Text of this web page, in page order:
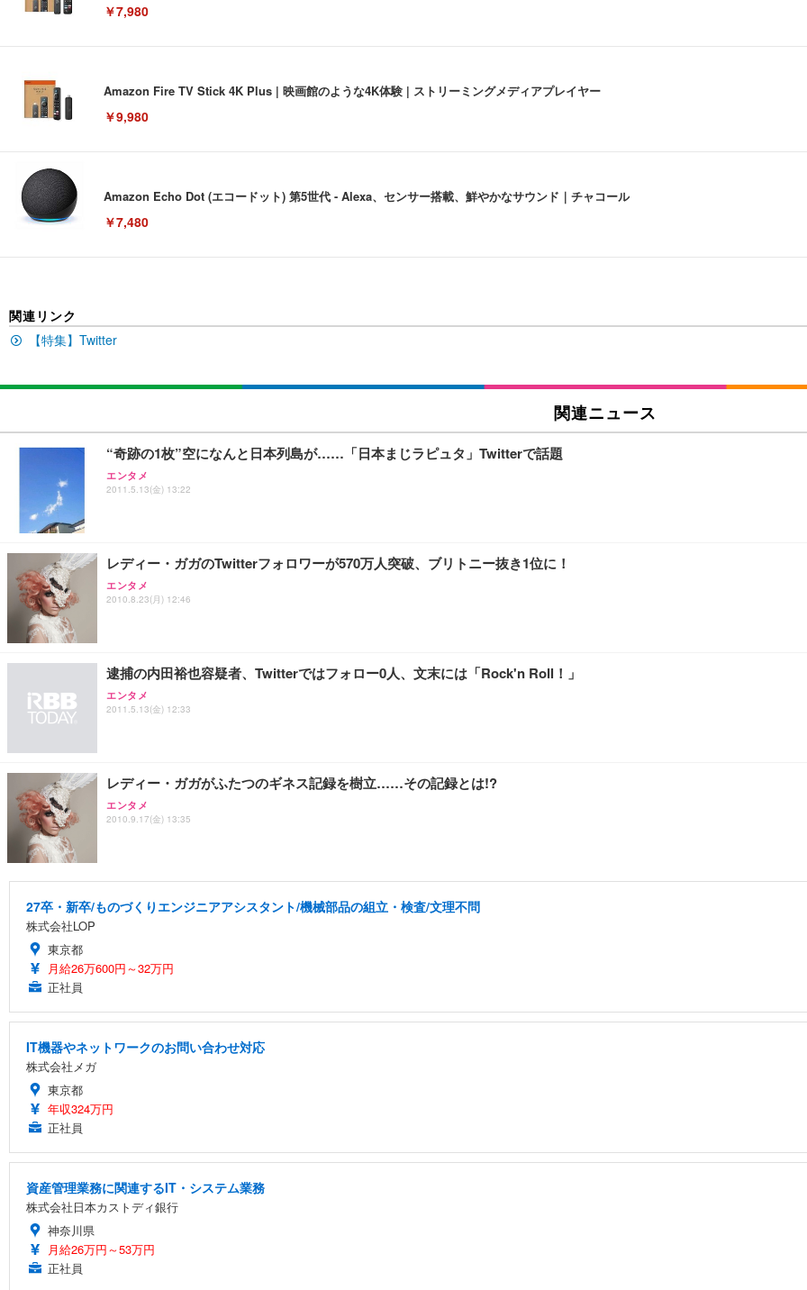
￥7,980
Amazon Fire TV Stick 4K Plus | 映画館のような4K体験 | ストリーミングメディアプレイヤー
￥9,980
Amazon Echo Dot (エコードット) 第5世代 - Alexa、センサー搭載、鮮やかなサウンド｜チャコール
￥7,480
(黒網+黒枠+黒足)
SIHOO B100 オフィスチェア／デスクチェア メッシュチェア 人間工学 疲れない ブラック
￥27,999
￥7,680
￥7,680
￥4,139
EIZO ビジネス向けプレミアムモニター | FlexScan EV3240X-WT | 31.5型4K UHD・USB Type-C・ホワイト
￥105,595
EIZO ビジネス向けプレミアムモニター | FlexScan EV2740X-WT | 27.0型4K UHD・USB Type-C・ホワイト
￥109,572
￥49,979
￥15,800
Amazonベーシック ペットシーツ 薄型 レギュラー 1回使い捨て 無香料 ホワイト 300枚
￥3,373
Amazonベーシック ペットシーツ 厚型 ワイド 42枚x2袋(84枚) ホワイト(吸収面:ライトブルー)
￥3,234
￥1,800
￥3,670
関連リンク
【特集】Twitter
関連ニュース
“奇跡の1枚”空になんと日本列島が……「日本まじラピュタ」Twitterで話題
エンタメ
2011.5.13(金) 13:22
レディー・ガガのTwitterフォロワーが570万人突破、ブリトニー抜き1位に！
エンタメ
2010.8.23(月) 12:46
逮捕の内田裕也容疑者、Twitterではフォロー0人、文末には「Rock'n Roll！」
エンタメ
2011.5.13(金) 12:33
レディー・ガガがふたつのギネス記録を樹立……その記録とは!?
エンタメ
2010.9.17(金) 13:35
27卒・新卒/ものづくりエンジニアアシスタント/機械部品の組立・検査/文理不問
株式会社LOP
東京都
月給26万600円～32万円
正社員
IT機器やネットワークのお問い合わせ対応
株式会社メガ
東京都
年収324万円
正社員
資産管理業務に関連するIT・システム業務
株式会社日本カストディ銀行
神奈川県
月給26万円～53万円
正社員